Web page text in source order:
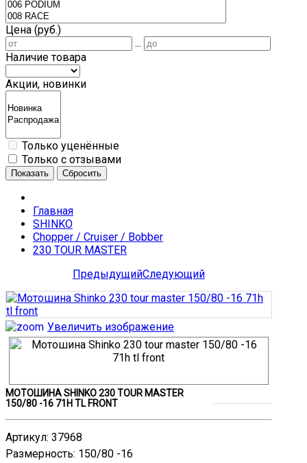
Цена (руб.)
...
Наличие товара
Акции, новинки
Только уценённые
Только с отзывами
Показать Сбросить
Главная
SHINKO
Chopper / Cruiser / Bobber
230 TOUR MASTER
ПредыдущийСледующий
Увеличить изображение
МОТОШИНА SHINKO 230 TOUR MASTER
150/80 -16 71H TL FRONT
Артикул: 37968
Размерность: 150/80 -16